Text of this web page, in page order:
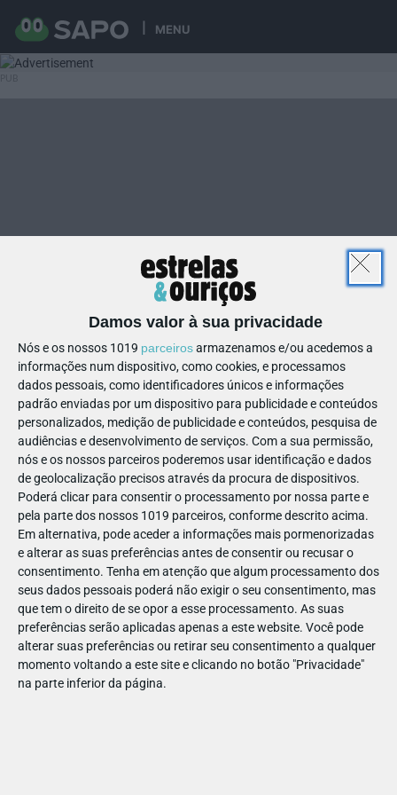
MENU
Damos valor à sua privacidade
Nós e os nossos 1019 parceirosarmazenamos e/ou acedemos a
informações num dispositivo, como cookies, e processamos
dados pessoais, como identificadores únicos e informações
padrão enviadas por um dispositivo para publicidade e conteúdos
personalizados, medição de publicidade e conteúdos, pesquisa de
audiências e desenvolvimento de serviços. Com a sua permissão,
nós e os nossos parceiros poderemos usar identificação e dados
de geolocalização precisos através da procura de dispositivos.
Poderá clicar para consentir o processamento por nossa parte e
pela parte dos nossos 1019 parceiros, conforme descrito acima.
Em alternativa, pode aceder a informações mais pormenorizadas
e alterar as suas preferências antes de consentir ou recusar o
consentimento. Tenha em atenção que algum processamento dos
seus dados pessoais poderá não exigir o seu consentimento, mas
que tem o direito de se opor a esse processamento. As suas
preferências serão aplicadas apenas a este website. Você pode
alterar suas preferências ou retirar seu consentimento a qualquer
momento voltando a este site e clicando no botão "Privacidade"
na parte inferior da página.
10
25315915571822